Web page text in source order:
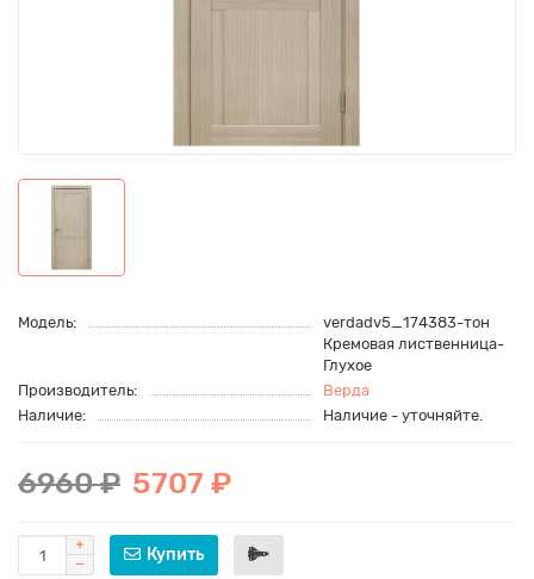
Модель:
verdadv5_174383-тон
Кремовая лиственница-
Глухое
Производитель:
Верда
Наличие:
Наличие - уточняйте.
6960 ₽ 5707 ₽
Купить